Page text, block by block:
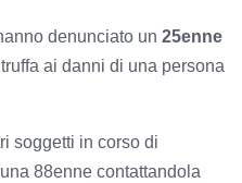
denunciato un 25enne
ai danni di una persona
soggetti in corso di
88enne contattandola